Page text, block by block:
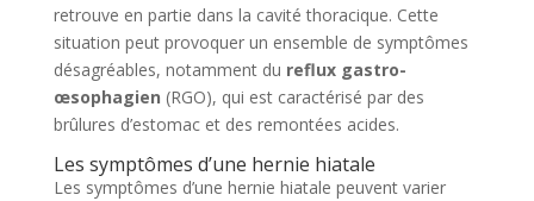
retrouve en partie dans la cavité thoracique. Cette
situation peut provoquer un ensemble de symptômes
désagréables, notamment du reflux gastro-
œsophagien (RGO), qui est caractérisé par des
brûlures d’estomac et des remontées acides.
Les symptômes d’une hernie hiatale
Les symptômes d’une hernie hiatale peuvent varier